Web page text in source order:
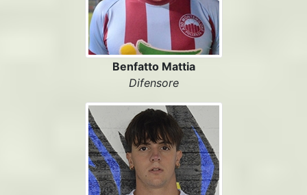
Benfatto Mattia
Difensore